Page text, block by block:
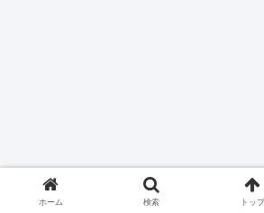
ホーム 検索 トップ